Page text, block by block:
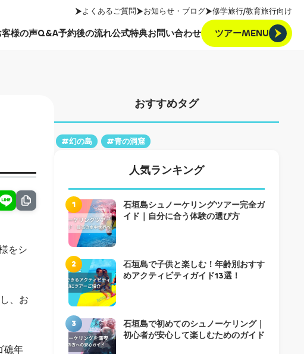
よくあるご質問 お知らせ・ブログ 修学旅行/教育旅行向け
客様の声Q&A予約後の流れ公式特典お問い合わせ
ツアーMENU
をシ
、お
礁年
おすすめタグ
#幻の島 #青の洞窟
人気ランキング
1
石垣島シュノーケリングツアー完全ガ
イド｜自分に合う体験の選び方
2
石垣島で子供と楽しむ！年齢別おすす
めアクティビティガイド13選！
3
石垣島で初めてのシュノーケリング｜
初心者が安心して楽しむためのガイド